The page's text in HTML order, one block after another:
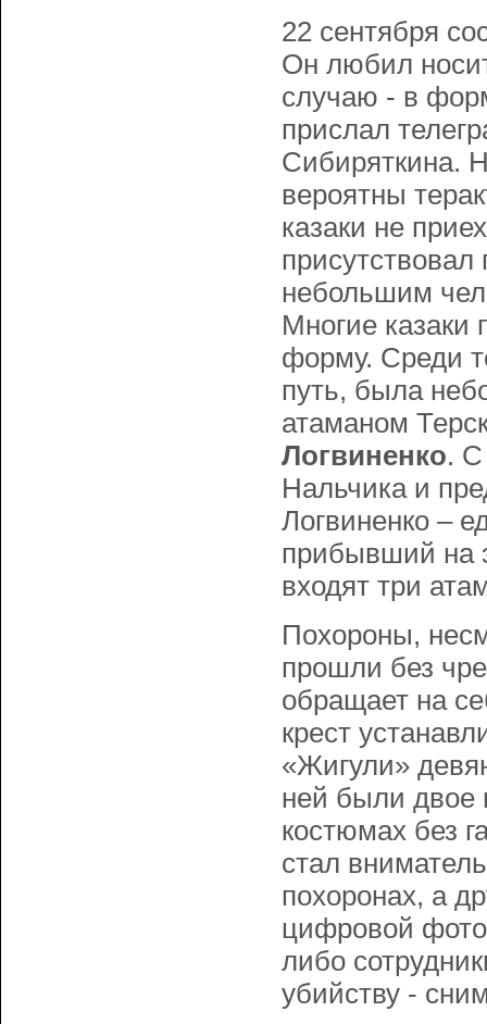
22 сентября
Он любил
случаю - в
прислал
Сибиряткина.
вероятны
казаки не
небольшим
Многие казаки
форму. Среди
путь, была
атаманом
Логвиненко. С
Нальчика и
Логвиненко –
прибывший на
входят три
Похороны,
прошли без
обращает на
крест
«Жигули»
ней были двое
костюмах без
стал
похоронах, а
цифровой
либо
убийству -